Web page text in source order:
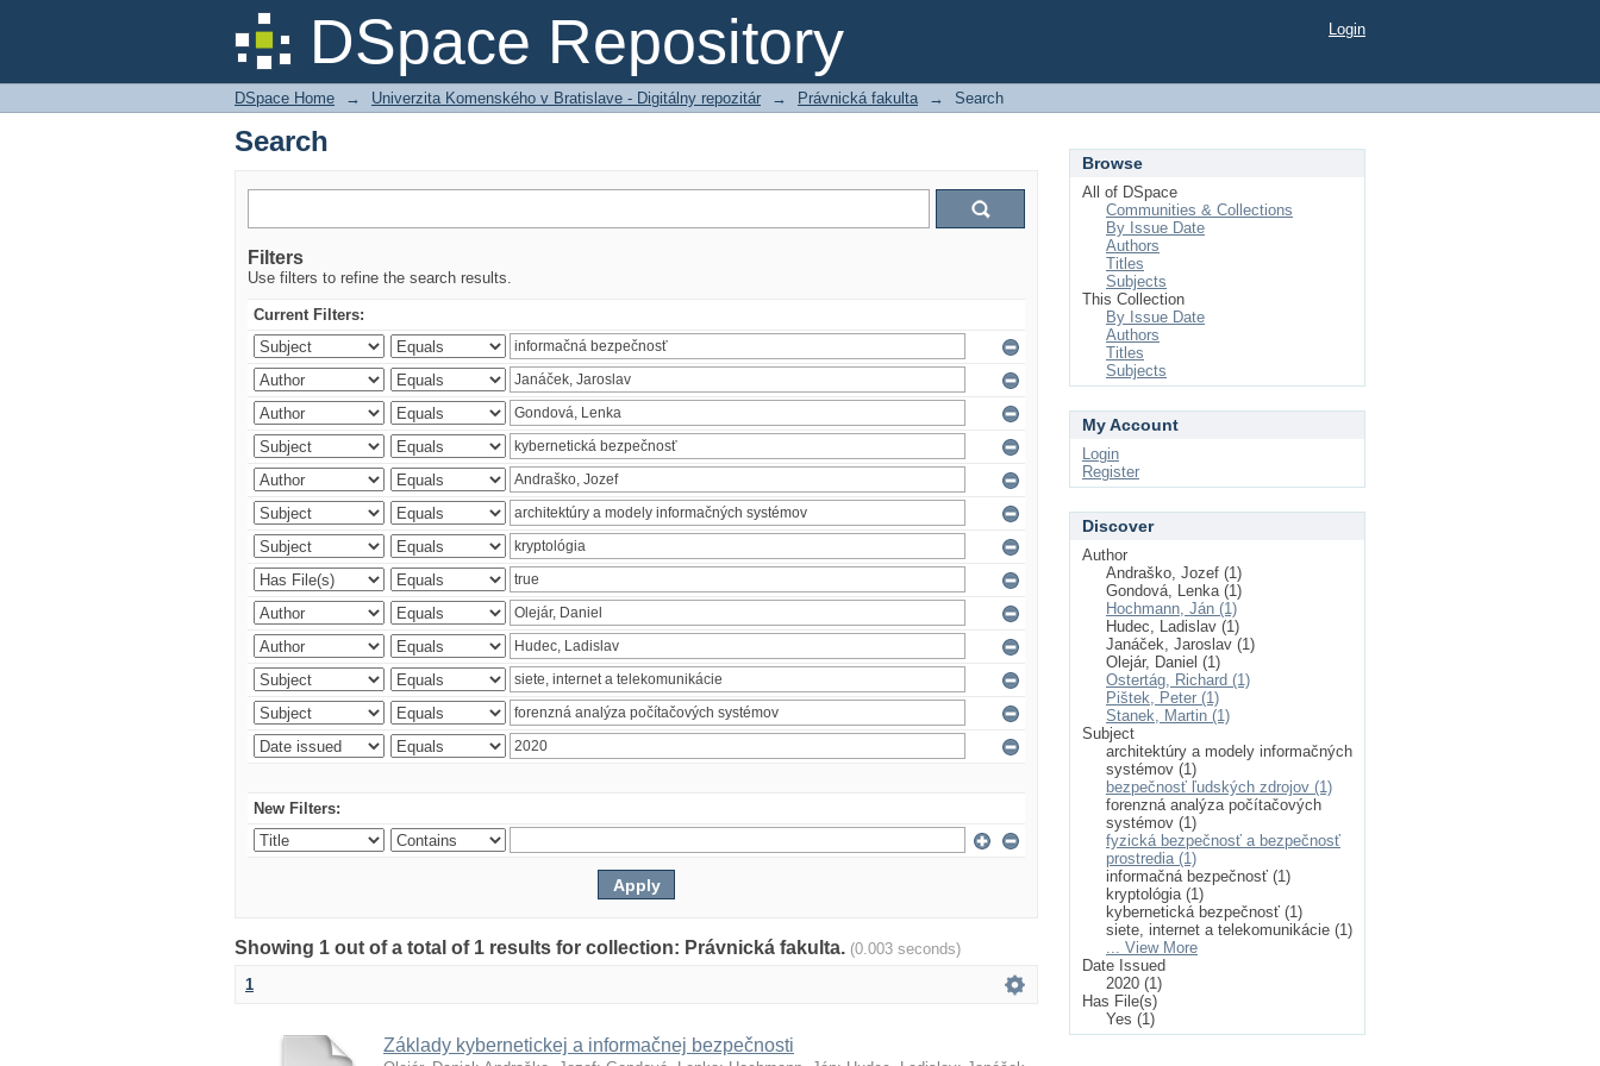
DSpace Repository
Search Login
DSpace Home → Univerzita Komenského v Bratislave - Digitálny repozitár → Právnická fakulta → Search
Search
Filters
Use filters to refine the search results.
Current Filters:
New Filters:
Showing 1 out of a total of 1 results for collection: Právnická fakulta. (0.003 seconds)
1
Základy kybernetickej a informačnej bezpečnosti
Browse
All of DSpace
Communities & Collections
By Issue Date
Authors
Titles
Subjects
This Collection
By Issue Date
Authors
Titles
Subjects
My Account
Login
Register
Discover
Author
Andraško, Jozef (1)
Gondová, Lenka (1)
Hochmann, Ján (1)
Hudec, Ladislav (1)
Janáček, Jaroslav (1)
Olejár, Daniel (1)
Ostertág, Richard (1)
Pištek, Peter (1)
Stanek, Martin (1)
Subject
architektúry a modely informačných
systémov (1)
bezpečnosť ľudských zdrojov (1)
forenzná analýza počítačových
systémov (1)
fyzická bezpečnosť a bezpečnosť
prostredia (1)
informačná bezpečnosť (1)
kryptológia (1)
kybernetická bezpečnosť (1)
siete, internet a telekomunikácie (1)
... View More
Date Issued
2020 (1)
Has File(s)
Yes (1)